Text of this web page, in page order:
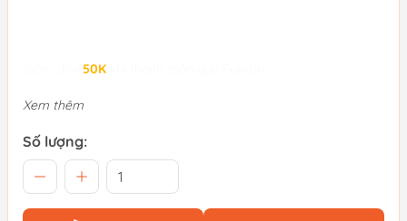
50K
Xem thêm
Số lượng: